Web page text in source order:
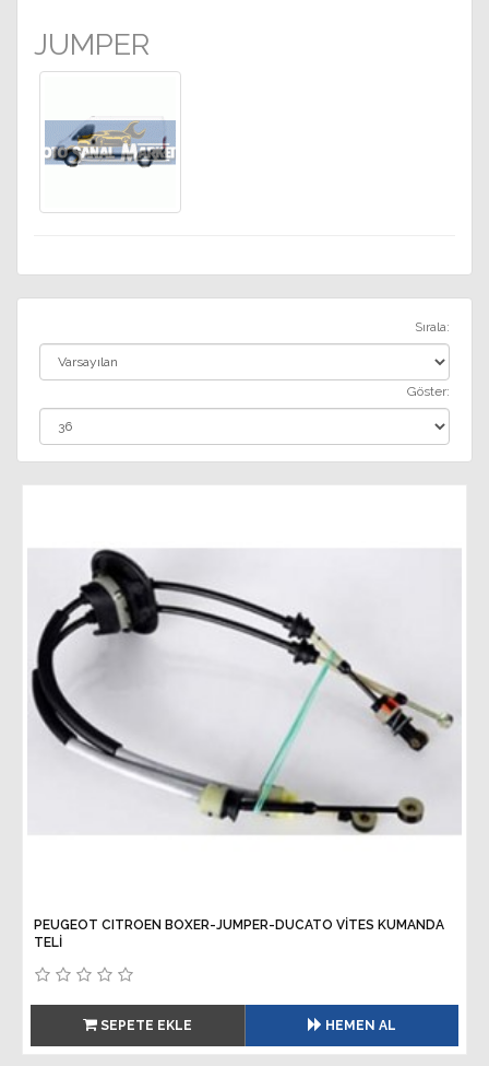
JUMPER
Sırala:
Göster:
PEUGEOT CITROEN BOXER-JUMPER-DUCATO VİTES KUMANDA
TELİ
SEPETE EKLE HEMEN AL